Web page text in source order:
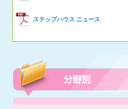
女性の家HELP ネットワークニュー
ス No.89
女性の家HELP ネットワークニュー
ス No.87
女性の家HELP ネットワークニュー
ステップハウス ニュース